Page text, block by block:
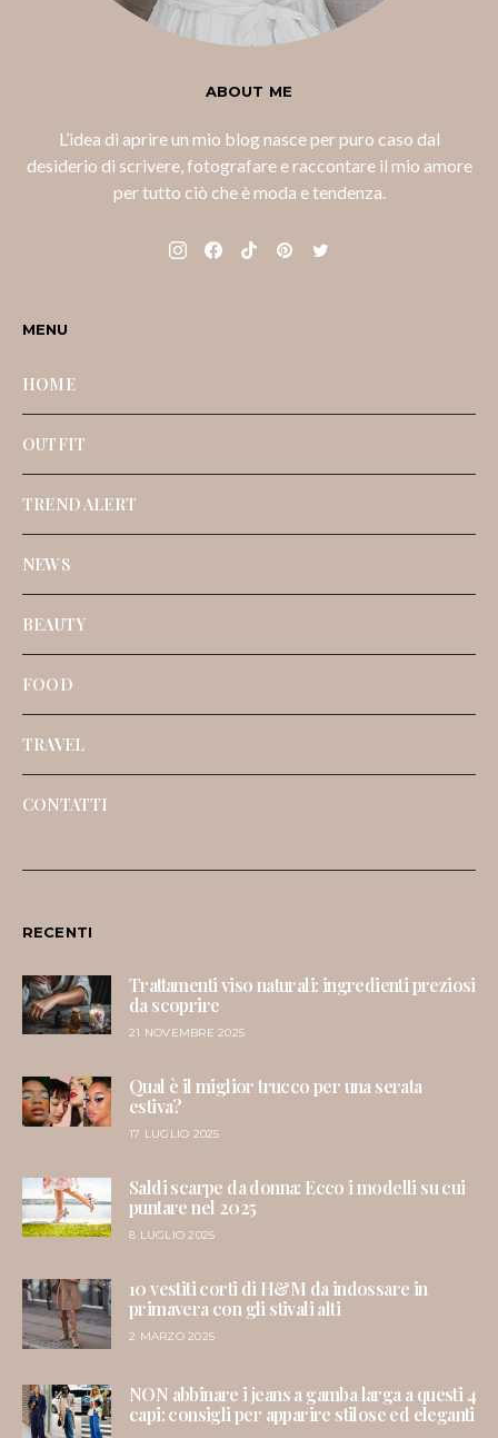
ABOUT ME
L’idea di aprire un mio blog nasce per puro caso dal
desiderio di scrivere, fotografare e raccontare il mio amore
per tutto ciò che è moda e tendenza.
MENU
HOME
OUTFIT
TREND ALERT
NEWS
BEAUTY
FOOD
TRAVEL
CONTATTI
RECENTI
Trattamenti viso naturali: ingredienti preziosi
da scoprire
21 NOVEMBRE 2025
Qual è il miglior trucco per una serata
estiva?
17 LUGLIO 2025
Saldi scarpe da donna: Ecco i modelli su cui
puntare nel 2025
8 LUGLIO 2025
10 vestiti corti di H&M da indossare in
primavera con gli stivali alti
2 MARZO 2025
NON abbinare i jeans a gamba larga a questi 4
capi: consigli per apparire stilose ed eleganti